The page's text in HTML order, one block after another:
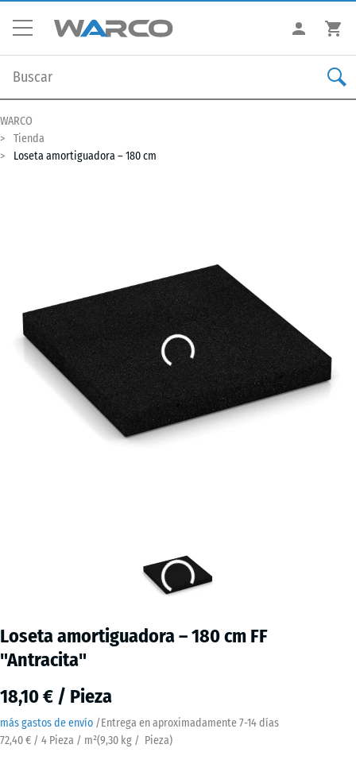
WARCO
Tienda
Loseta amortiguadora – 180 cm
Loseta amortiguadora – 180 cm FF
"Antracita"
18,10 € / Pieza
más gastos de envío /Entrega en aproximadamente7-14 días
72,40 € / 4 Pieza / m²(9,30 kg / Pieza)